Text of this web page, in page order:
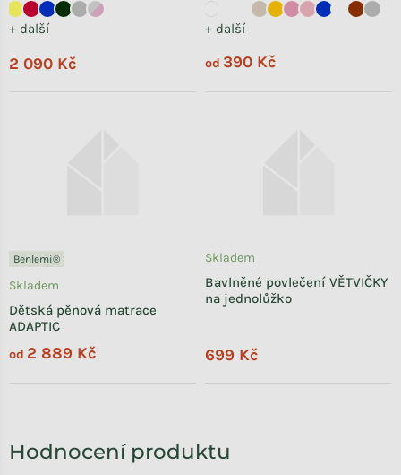
Hodnocení produktu
+ další
2 090 Kč
+ další
od 390 Kč
Benlemi®
Dětská pěnová matrace
ADAPTIC
Skladem
od 2 889 Kč
Bavlněné povlečení VĚTVIČKY
na jednolůžko
Skladem
699 Kč